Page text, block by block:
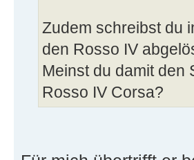
Zudem schreibst du
den Rosso IV
Meinst du damit den
Rosso IV Corsa?